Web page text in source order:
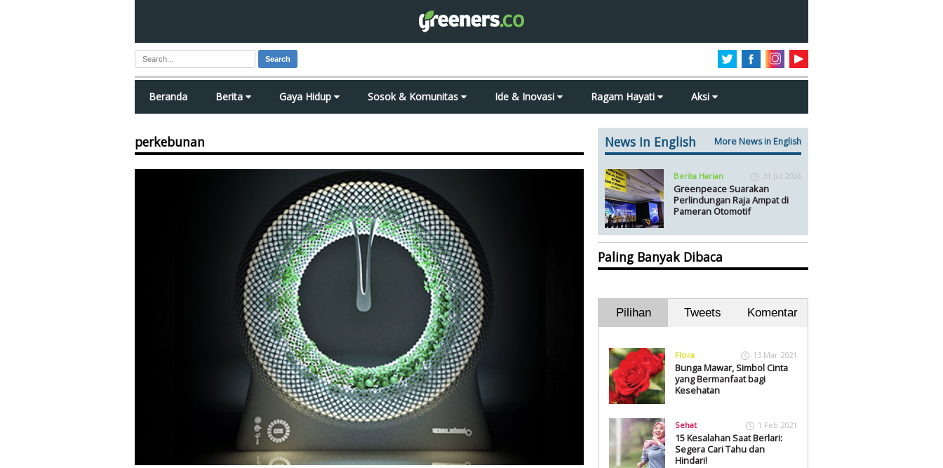
Search
Beranda Berita Gaya Hidup Sosok & Komunitas Ide & Inovasi Ragam Hayati Aksi
perkebunan News In English More News in English
Berita Harian 31 Jul 2026
Greenpeace Suarakan
Perlindungan Raja Ampat di
Pameran Otomotif
Paling Banyak Dibaca
Pilihan Tweets Komentar
Flora 13 Mar 2021
Bunga Mawar, Simbol Cinta
yang Bermanfaat bagi
Kesehatan
Sehat 1 Feb 2021
15 Kesalahan Saat Berlari:
Segera Cari Tahu dan
Hindari!